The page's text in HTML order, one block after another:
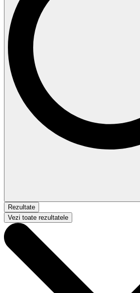
Rezultate
Vezi toate rezultatele